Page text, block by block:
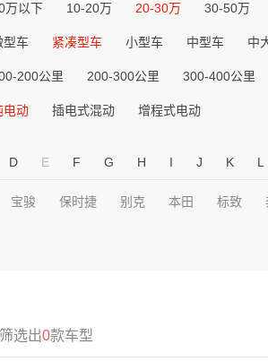
万以下 10-20万 20-30万 30-50万
型车 紧凑型车 小型车 中型车 中
200公里 200-300公里 300-400公里
电动 插电式混动 增程式电动
D E F G H I J K L
宝骏 保时捷 别克 本田 标致
选出0款车型